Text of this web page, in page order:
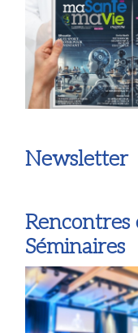
Newsletter
Rencontres
Séminaires